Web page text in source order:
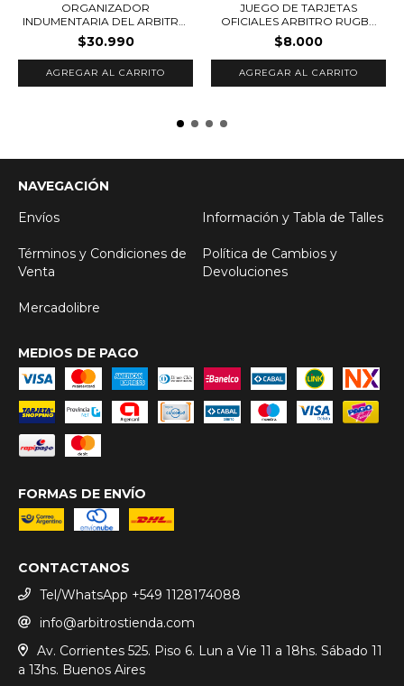
ORGANIZADOR
INDUMENTARIA DEL ARBITRO
DE...
$30.990
JUEGO DE TARJETAS
OFICIALES ARBITRO RUGB...
$8.000
AGREGAR AL CARRITO
NAVEGACIÓN
Envíos
Información y Tabla de Talles
Términos y Condiciones de
Venta
Política de Cambios y
Devoluciones
Mercadolibre
MEDIOS DE PAGO
FORMAS DE ENVÍO
CONTACTANOS
Tel/WhatsApp +549 1128174088
info@arbitrostienda.com
Av. Corrientes 525. Piso 6. Lun a Vie 11 a 18hs. Sábado 11
a 13hs. Buenos Aires